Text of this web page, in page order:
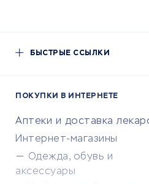
БЫСТРЫЕ ССЫЛКИ
ПОКУПКИ В ИНТЕРНЕТЕ
Аптеки и доставка
Интернет-магазины
Одежда, обувь и
аксессуары